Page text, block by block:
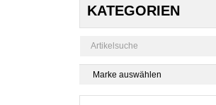
KATEGORIEN